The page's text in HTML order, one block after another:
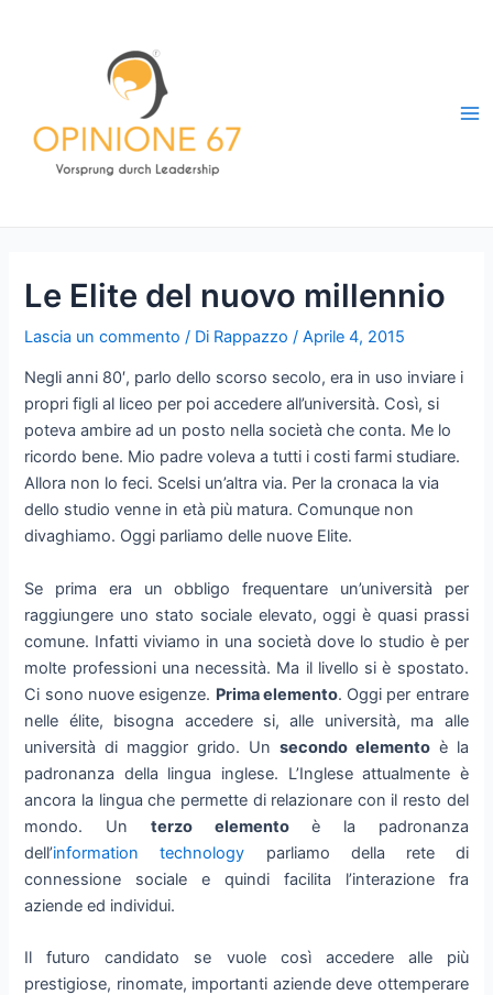
Le Elite del nuovo millennio
Lascia un commento / Di Rappazzo/Aprile 4, 2015
Negli anni 80′, parlo dello scorso secolo, era in uso inviare i
propri figli al liceo per poi accedere all’università. Così, si
poteva ambire ad un posto nella società che conta. Me lo
ricordo bene. Mio padre voleva a tutti i costi farmi studiare.
Allora non lo feci. Scelsi un’altra via. Per la cronaca la via
dello studio venne in età più matura. Comunque non
divaghiamo. Oggi parliamo delle nuove Elite.
Se prima era un obbligo frequentare un’università per
raggiungere uno stato sociale elevato, oggi è quasi prassi
comune. Infatti viviamo in una società dove lo studio è per
molte professioni una necessità. Ma il livello si è spostato.
Ci sono nuove esigenze. Prima elemento. Oggi per entrare
nelle élite, bisogna accedere si, alle università, ma alle
università di maggior grido. Un secondo elementoè la
padronanza della lingua inglese. L’Inglese attualmente è
ancora la lingua che permette di relazionare con il resto del
mondo. Un terzo elementoè la padronanza
dell’information technology parliamo della rete di
connessione sociale e quindi facilita l’interazione fra
aziende ed individui.
Il futuro candidato se vuole così accedere alle più
prestigiose, rinomate, importanti aziende deve ottemperare